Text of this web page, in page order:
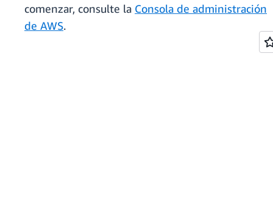
comenzar, consulte la Consola de administración
de AWS.